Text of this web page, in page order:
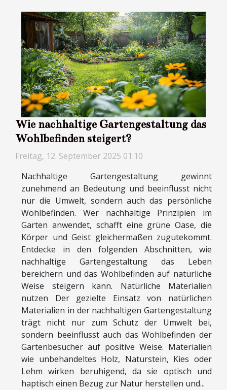
Wie nachhaltige Gartengestaltung das
Wohlbefinden steigert?
Freitag, 12. September 2025 01:10
Nachhaltige Gartengestaltung gewinnt
zunehmend an Bedeutung und beeinflusst nicht
nur die Umwelt, sondern auch das persönliche
Wohlbefinden. Wer nachhaltige Prinzipien im
Garten anwendet, schafft eine grüne Oase, die
Körper und Geist gleichermaßen zugutekommt.
Entdecke in den folgenden Abschnitten, wie
nachhaltige Gartengestaltung das Leben
bereichern und das Wohlbefinden auf natürliche
Weise steigern kann. Natürliche Materialien
nutzen Der gezielte Einsatz von natürlichen
Materialien in der nachhaltigen Gartengestaltung
trägt nicht nur zum Schutz der Umwelt bei,
sondern beeinflusst auch das Wohlbefinden der
Gartenbesucher auf positive Weise. Materialien
wie unbehandeltes Holz, Naturstein, Kies oder
Lehm wirken beruhigend, da sie optisch und
haptisch einen Bezug zur Natur herstellen und...